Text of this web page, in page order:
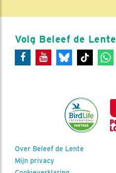
Volg Beleef de Lente
Over Beleef de Lente
Mijn privacy